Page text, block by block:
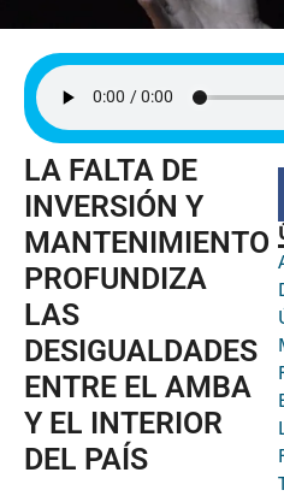
LA FALTA DE
INVERSIÓN Y
MANTENIMIENTO
PROFUNDIZA
LAS
DESIGUALDADES
ENTRE EL AMBA
Y EL INTERIOR
DEL PAÍS